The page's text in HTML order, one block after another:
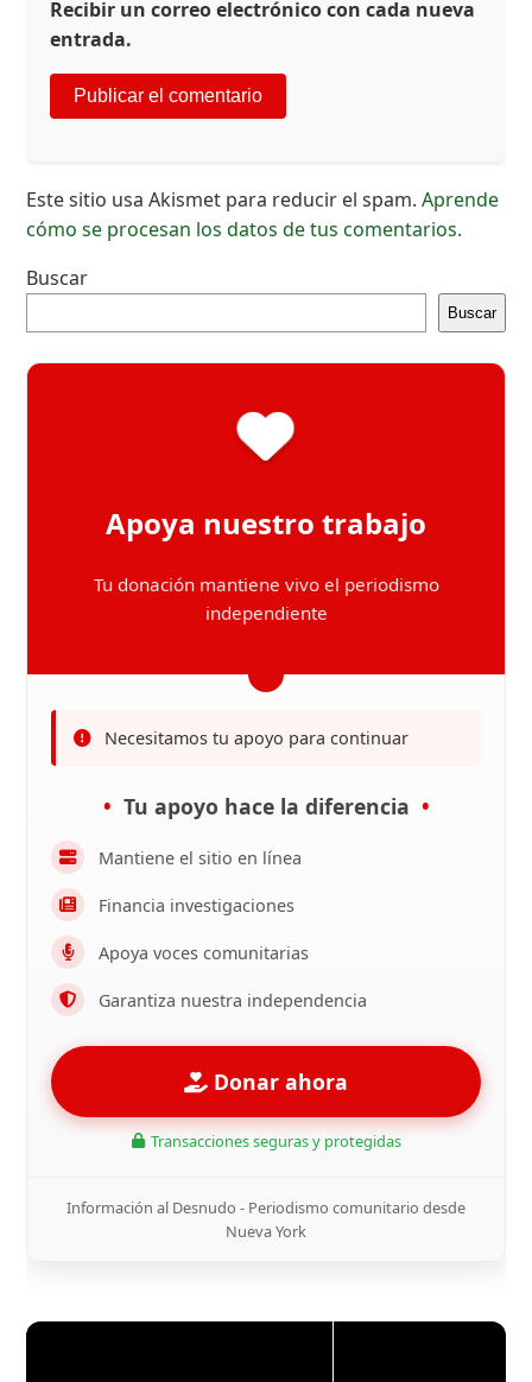
Recibir un correo electrónico con cada nueva
entrada.
Este sitio usa Akismet para reducir el spam.Aprende
cómo se procesan los datos de tus comentarios.
Buscar
Buscar
Apoya nuestro trabajo
Tu donación mantiene vivo el periodismo
independiente
Necesitamos tu apoyo para continuar
Tu apoyo hace la diferencia
Mantiene el sitio en línea
Financia investigaciones
Apoya voces comunitarias
Garantiza nuestra independencia
Donar ahora
Transacciones seguras y protegidas
Información al Desnudo - Periodismo comunitario desde
Nueva York